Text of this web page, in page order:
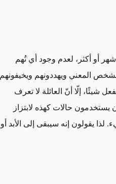
أو أكثر، لعدم وجود أي تُهم
المعني ويهددونهم ويخيفونهم
شيئًا، إلّا أنّ العائلة لا تعرف
حالات كهذه لابتزاز
يقولون إنه سيبقى إلى الأبد أو